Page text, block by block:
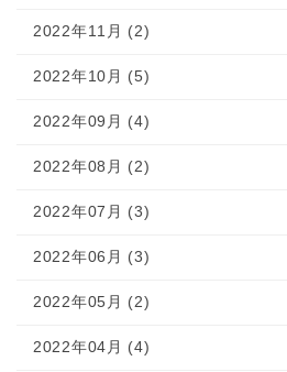
2022年11月 (2)
2022年10月 (5)
2022年09月 (4)
2022年08月 (2)
2022年07月 (3)
2022年06月 (3)
2022年05月 (2)
2022年04月 (4)